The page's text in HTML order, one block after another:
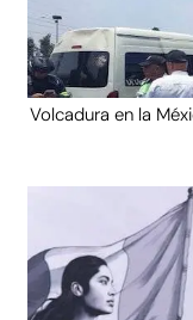
Volcadura en la